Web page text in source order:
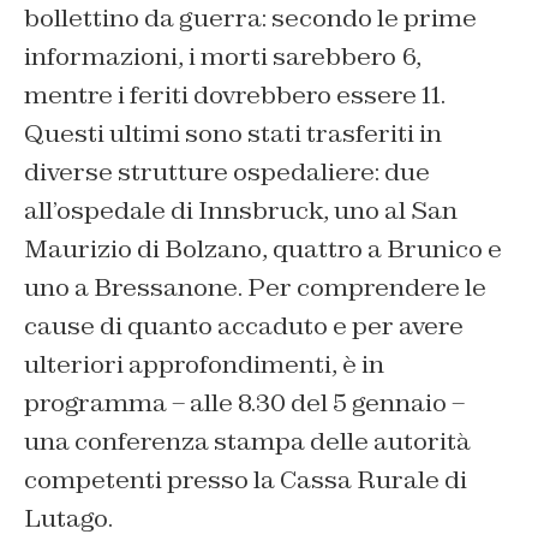
bollettino da guerra: secondo le prime
informazioni, i morti sarebbero 6,
mentre i feriti dovrebbero essere 11.
Questi ultimi sono stati trasferiti in
diverse strutture ospedaliere: due
all’ospedale di Innsbruck, uno al San
Maurizio di Bolzano, quattro a Brunico e
uno a Bressanone. Per comprendere le
cause di quanto accaduto e per avere
ulteriori approfondimenti, è in
programma – alle 8.30 del 5 gennaio –
una conferenza stampa delle autorità
competenti presso la Cassa Rurale di
Lutago.